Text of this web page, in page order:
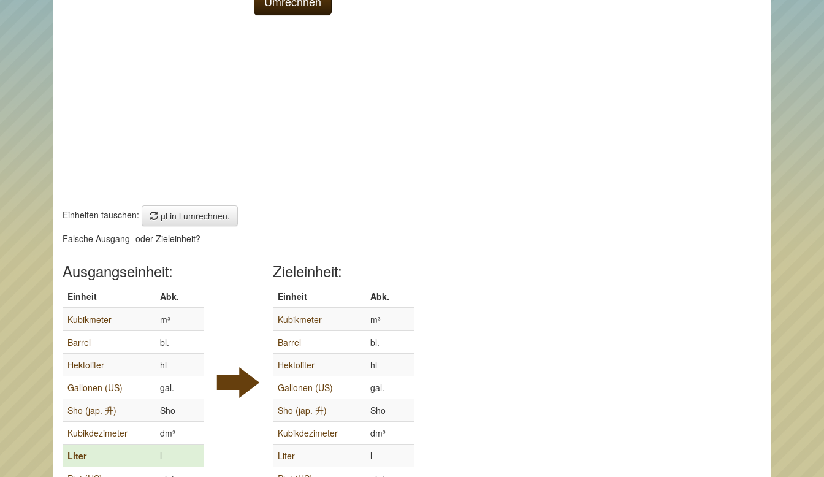
Einheiten tauschen:
µl in l umrechnen.
Falsche Ausgang- oder Zieleinheit?
Ausgangseinheit:
Einheit
Abk.
Kubikmeter
m³
Barrel
bl.
Hektoliter
hl
Gallonen (US)
gal.
Shō (jap. 升)
Shō
Kubikdezimeter
dm³
Liter
l
Zieleinheit:
Einheit
Abk.
Kubikmeter
m³
Barrel
bl.
Hektoliter
hl
Gallonen (US)
gal.
Shō (jap. 升)
Shō
Kubikdezimeter
dm³
Liter
l